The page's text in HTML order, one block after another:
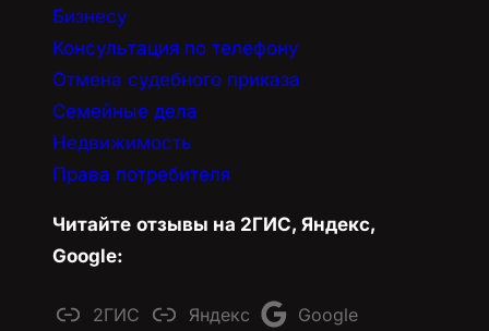
Бизнесу
Консультация по телефону
Отмена судебного приказа
Семейные дела
Недвижимость
Права потребителя
Читайте отзывы на 2ГИС, Яндекс,
Google:
2ГИС Яндекс Google